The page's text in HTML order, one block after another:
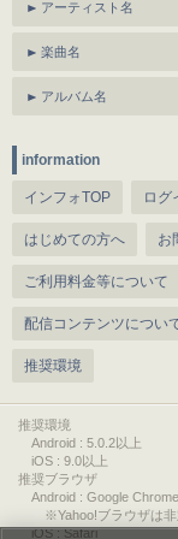
アーティスト名
楽曲名
アルバム名
information
インフォTOP ログ
はじめての方へ お
ご利用料金等について
配信コンテンツについ
推奨環境
推奨環境
Android : 5.0.2以上
iOS : 9.0以上
推奨ブラウザ
Android : Google Chrome
※Yahoo!ブラウザは非
iOS : Safari